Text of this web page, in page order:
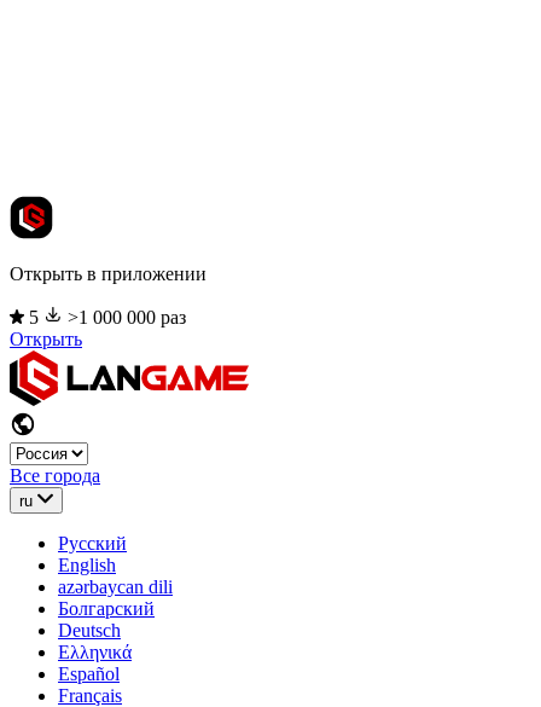
Открыть в приложении
5
>1 000 000 раз
Открыть
Все города
ru
Русский
English
azərbaycan dili
Болгарский
Deutsch
Ελληνικά
Español
Français